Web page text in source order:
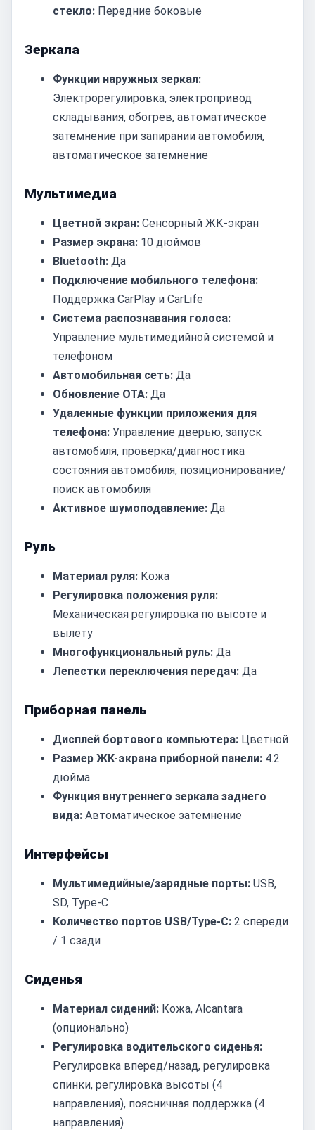
стекло: Передние боковые
Зеркала
Функции наружных зеркал:
Электрорегулировка, электропривод
складывания, обогрев, автоматическое
затемнение при запирании автомобиля,
автоматическое затемнение
Мультимедиа
Цветной экран: Сенсорный ЖК-экран
Размер экрана: 10 дюймов
Bluetooth: Да
Подключение мобильного телефона:
Поддержка CarPlay и CarLife
Система распознавания голоса:
Управление мультимедийной системой и
телефоном
Автомобильная сеть: Да
Обновление OTA: Да
Удаленные функции приложения для
телефона: Управление дверью, запуск
автомобиля, проверка/диагностика
состояния автомобиля, позиционирование/
поиск автомобиля
Активное шумоподавление: Да
Руль
Материал руля: Кожа
Регулировка положения руля:
Механическая регулировка по высоте и
вылету
Многофункциональный руль: Да
Лепестки переключения передач: Да
Приборная панель
Дисплей бортового компьютера: Цветной
Размер ЖК-экрана приборной панели: 4.2
дюйма
Функция внутреннего зеркала заднего
вида: Автоматическое затемнение
Интерфейсы
Мультимедийные/зарядные порты: USB,
SD, Type-C
Количество портов USB/Type-C: 2 спереди
/ 1 сзади
Сиденья
Материал сидений: Кожа, Alcantara
(опционально)
Регулировка водительского сиденья:
Регулировка вперед/назад, регулировка
спинки, регулировка высоты (4
направления), поясничная поддержка (4
направления)